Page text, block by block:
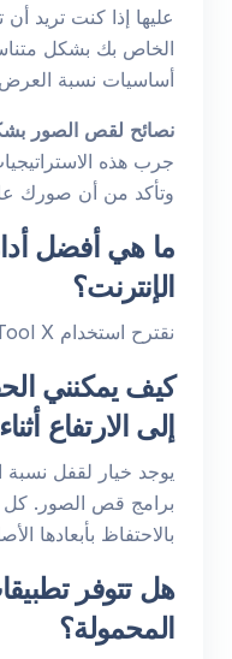
عليها إذا كنت تريد
الخاص بك بشكل
أساسيات نسبة العرض
نصائح لقص الصور
جرب هذه
وتأكد من أن صورك
ما هي أفضل
الإنترنت؟
نقترح استخدام Tool X لقص الصور عبر الإنترنت.
كيف يمكنني
إلى الارتفاع
يوجد خيار لقفل
برامج قص الصور. كل
بالاحتفاظ بأبعادها
هل تتوفر
المحمولة؟